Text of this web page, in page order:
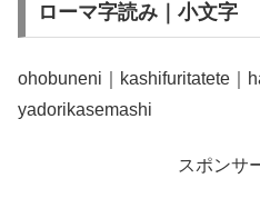
ローマ字読み｜小文字
ohobuneni｜kashifuritatete｜
yadorikasemashi
スポンサ